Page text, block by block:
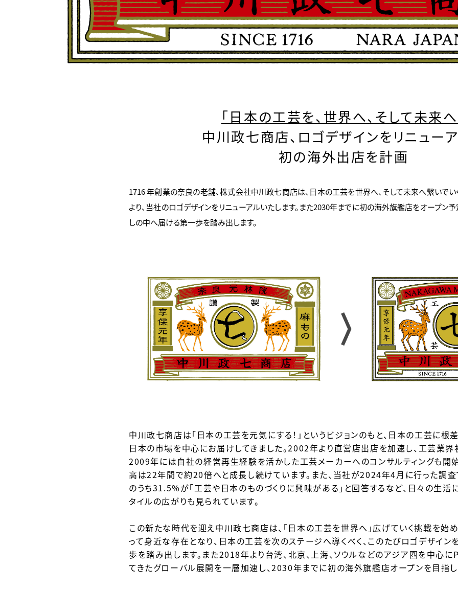
「日本の工芸を、世界へ、そして未来へ
中川政七商店、ロゴデザインをリニュー
初の海外出店を計画
1716 年創業の奈良の老舗、株式会社中川政七商店は、 日本の工芸を世界へ、 そして未来へ繋いで
より、 当社のロゴデザインをリニューアルいたします。 また2030年までに初の海外旗艦店をオープン予
しの中へ届ける第一歩を踏み出します。
中川政七商店は「日本の工芸を元気にする！」 というビジョンのもと、 日本の工芸に根
日本の市場を中心にお届けしてきました。2002年より直営店出店を加速し、 工芸業界
2009年には自社の経営再生経験を活かした工芸メーカーへのコ ンサルティングも開
高は22年間で約20倍へと成長し続けています。また、当社が2024年4月に行った調
のうち31.5%が「工芸や日本のものづくりに興味がある」と回答するなど、 日々の生活
タイルの広がりも見られてい ます。
この新たな時代を迎え中川政七商店は、「日本の工芸を世界へ」広げていく挑戦を始め
って身近な存在となり、 日本の工芸を次のステージへ導くべく、 このたびロゴデザイン
歩を踏み出します。また2018年より台湾、北京、 上海、ソウルなどのアジア圏を中心
てきたグローバル展開を一層加速し、2030年までに初の海外旗艦店オープンを目指し